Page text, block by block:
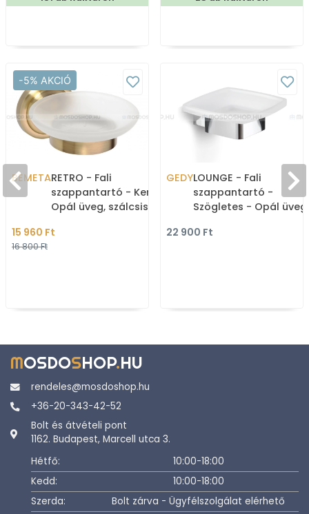
-5% AKCIÓ
BEMETARETRO - Fali
szappantartó - Kerek -
Opál üveg, szálcsiszolt
15 960 Ft
16 800 Ft
GEDYLOUNGE - Fali
szappantartó -
Szögletes - Opál üveg,
22 900 Ft
MOSDOSHOP.HU
rendeles@mosdoshop.hu
+36-20-343-42-52
Bolt és átvételi pont
1162. Budapest, Marcell utca 3.
Hétfő:
10:00-18:00
Kedd:
10:00-18:00
Szerda:
Bolt zárva - Ügyfélszolgálat elérhető